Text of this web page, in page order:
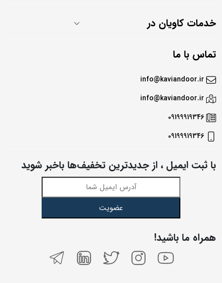
خدمات کاویان در
تماس با ما
info@kaviandoor.ir
info@kaviandoor.ir
09199919346
09199919346
با ثبت ایمیل ، از جدید‌ترین تخفیف‌ها با‌خبر شوید
عضویت
همراه ما باشید!